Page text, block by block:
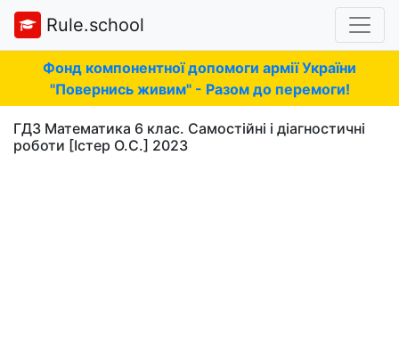
Rule.school
Фонд компонентної допомоги армії України
"Повернись живим" - Разом до перемоги!
ГДЗ Математика 6 клас. Самостійні і діагностичні
роботи [Істер О.С.] 2023